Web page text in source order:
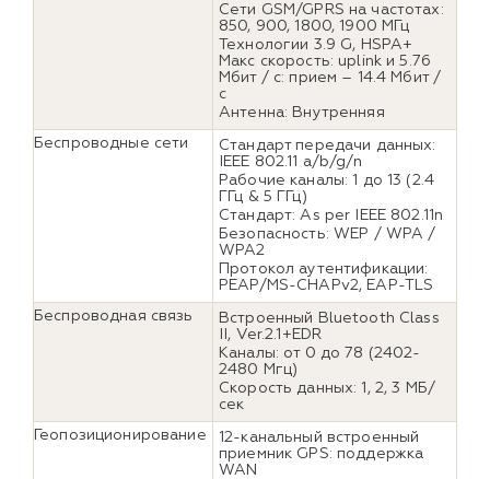
Сети GSM/GPRS на частотах:
850, 900, 1800, 1900 МГц
Технологии 3.9 G, HSPA+
Макс скорость: uplink и 5.76
Мбит / с: прием – 14.4 Мбит /
с
Антенна: Внутренняя
Беспроводные сети
Стандарт передачи данных:
IEEE 802.11 a/b/g/n
Рабочие каналы: 1 до 13 (2.4
ГГц & 5 ГГц)
Стандарт: As per IEEE 802.11n
Безопасность: WEP / WPA /
WPA2
Протокол аутентификации:
PEAP/MS-CHAPv2, EAP-TLS
Беспроводная связь
Встроенный Bluetooth Class
II, Ver.2.1+EDR
Каналы: от 0 до 78 (2402-
2480 Мгц)
Скорость данных: 1, 2, 3 МБ/
сек
Геопозиционирование
12-канальный встроенный
приемник GPS: поддержка
WAN